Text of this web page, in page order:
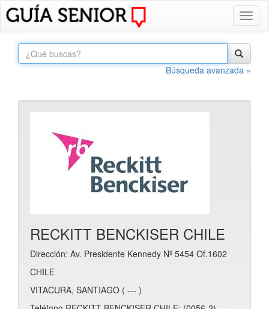
Búsqueda avanzada »
RECKITT BENCKISER CHILE
Dirección: Av. Presidente Kennedy Nº 5454 Of.1602
CHILE
VITACURA, SANTIAGO ( --- )